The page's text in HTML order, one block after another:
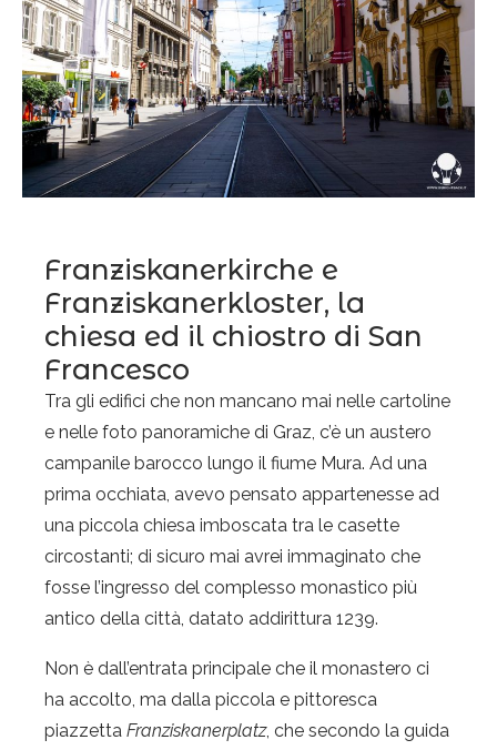
Franziskanerkirche e
Franziskanerkloster, la
chiesa ed il chiostro di San
Francesco
Tra gli edifici che non mancano mai nelle cartoline
e nelle foto panoramiche di Graz, c’è un austero
campanile barocco lungo il fiume Mura. Ad una
prima occhiata, avevo pensato appartenesse ad
una piccola chiesa imboscata tra le casette
circostanti; di sicuro mai avrei immaginato che
fosse l’ingresso del complesso monastico più
antico della città, datato addirittura 1239.
Non è dall’entrata principale che il monastero ci
ha accolto, ma dalla piccola e pittoresca
piazzetta Franziskanerplatz, che secondo la guida